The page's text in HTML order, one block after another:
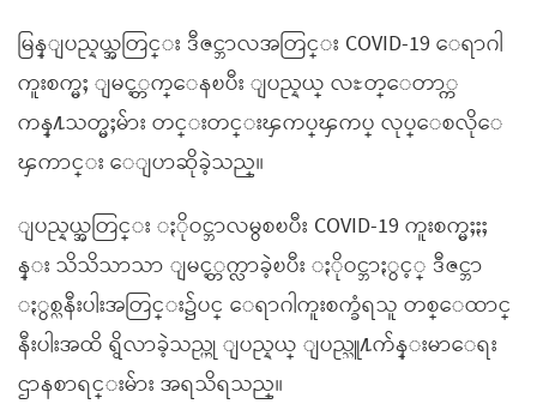
မြန္ျပည္နယ္အတြင္း ဒီဇင္ဘာလအတြင္း COVID-19 ေရာဂါ
ကူးစက္မႈ ျမင့္တက္ေနၿပီး ျပည္နယ္ လႊတ္ေတာ္က
ကန္႔သတ္မႈမ်ား တင္းတင္းၾကပ္ၾကပ္ လုပ္ေစလိုေ
ၾကာင္း ေျပာဆိုခဲ့သည္။
ျပည္နယ္အတြင္း ႏိုဝင္ဘာလမွစၿပီး COVID-19 ကူးစက္မႈႏႈ
န္း သိသိသာသာ ျမင့္တက္လာခဲ့ၿပီး ႏိုဝင္ဘာႏွင့္ ဒီဇင္ဘာ
ႏွစ္လနီးပါးအတြင္း၌ပင္ ေရာဂါကူးစက္ခံရသူ တစ္ေထာင္
နီးပါးအထိ ရွိလာခဲ့သည္ဟု ျပည္နယ္ ျပည္သူ႔က်န္းမာေရး
ဌာနစာရင္းမ်ား အရသိရသည္။